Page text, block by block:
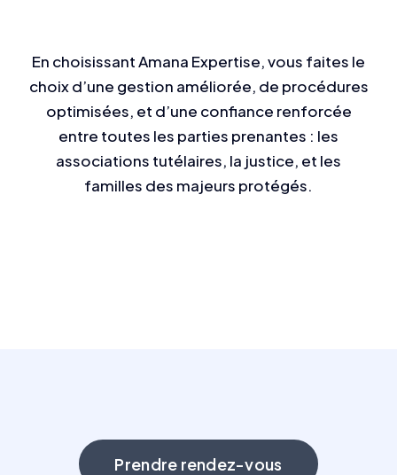
En choisissant Amana Expertise, vous faites le
choix d’une gestion améliorée, de procédures
optimisées, et d’une confiance renforcée
entre toutes les parties prenantes : les
associations tutélaires, la justice, et les
familles des majeurs protégés.
Prendre rendez-vous